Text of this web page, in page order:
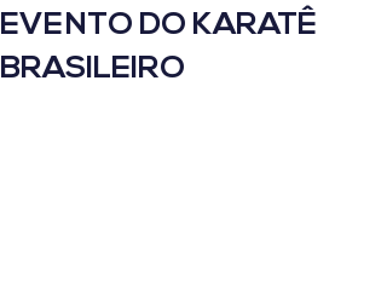
EVENTO DO KARATÊ
BRASILEIRO